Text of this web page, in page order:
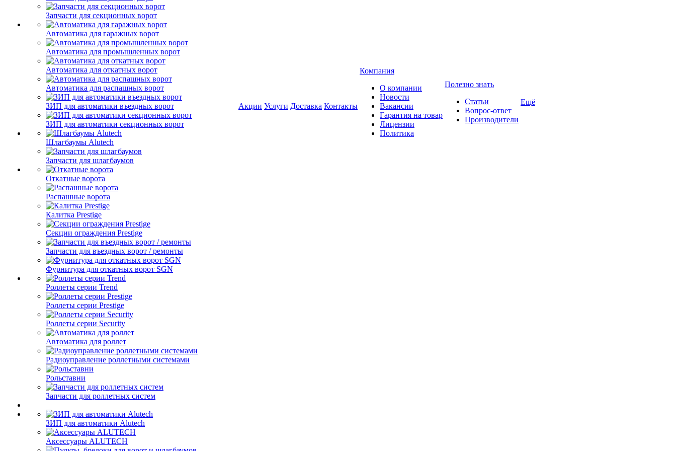
Запчасти для секционных ворот
Автоматика для гаражных ворот
Автоматика для промышленных ворот
Автоматика для откатных ворот
Автоматика для распашных ворот
ЗИП для автоматики въездных ворот
ЗИП для автоматики секционных ворот
Шлагбаумы Alutech
Запчасти для шлагбаумов
Откатные ворота
Распашные ворота
Калитка Prestige
Секции ограждения Prestige
Запчасти для въездных ворот / ремонты
Фурнитура для откатных ворот SGN
Роллеты серии Trend
Роллеты серии Prestige
Роллеты серии Security
Автоматика для роллет
Радиоуправление роллетными системами
Рольставни
Запчасти для роллетных систем
ЗИП для автоматики Alutech
Аксессуары ALUTECH
Акции Услуги Доставка Контакты
Компания
О компании
Новости
Вакансии
Гарантия на товар
Лицензии
Политика
Полезно знать
Статьи
Вопрос-ответ
Производители
Ещё